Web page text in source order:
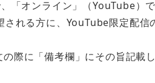
「オンライン」（YouTube）で
れる方に、YouTube限定配信
際に「備考欄」にその旨記載し